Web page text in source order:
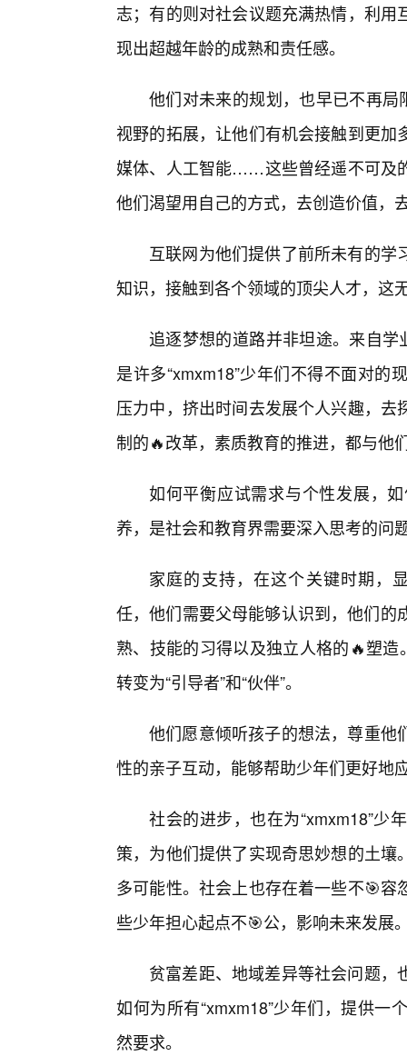
志；有的则对社会议题充满热情，利
现出超越年龄的成熟和责任感。
他们对未来的规划，也早已不再局
视野的拓展，让他们有机会接触到更
媒体、人工智能……这些曾经遥不可及
他们渴望用自己的方式，去创造价值，
互联网为他们提供了前所未有的
知识，接触到各个领域的顶尖人才，这
追逐梦想的道路并非坦途。来自学
是许多“xmxm18”少年们不得不面对
压力中，挤出时间去发展个人兴趣，
制的🔥改革，素质教育的推进，都与他
如何平衡应试需求与个性发展，
养，是社会和教育界需要深入思考的问
家庭的支持，在这个关键时期，
任，他们需要父母能够认识到，他们
熟、技能的习得以及独立人格的🔥塑
转变为“引导者”和“伙伴”。
他们愿意倾听孩子的想法，尊重他
性的亲子互动，能够帮助少年们更好地
社会的进步，也在为“xmxm18”少
策，为他们提供了实现奇思妙想的土
多可能性。社会上也存在着一些不🎯
些少年担心起点不🎯公，影响未来发展
贫富差距、地域差异等社会问题
如何为所有“xmxm18”少年们，提供一
然要求。